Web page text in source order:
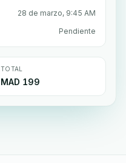
28 de marzo, 9:45 AM
Pendiente
TOTAL
MAD 199